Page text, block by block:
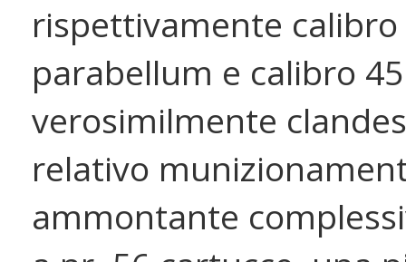
rispettivamente calibro
parabellum e calibro 45
verosimilmente
relativo
ammontante